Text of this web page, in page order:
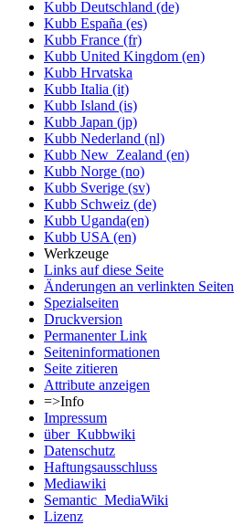
Kubb Deutschland (de)
Kubb España (es)
Kubb France (fr)
Kubb United Kingdom (en)
Kubb Hrvatska
Kubb Italia (it)
Kubb Island (is)
Kubb Japan (jp)
Kubb Nederland (nl)
Kubb New_Zealand (en)
Kubb Norge (no)
Kubb Sverige (sv)
Kubb Schweiz (de)
Kubb Uganda(en)
Kubb USA (en)
Werkzeuge
Links auf diese Seite
Änderungen an verlinkten Seiten
Spezialseiten
Druckversion
Permanenter Link
Seiten­informationen
Seite zitieren
Attribute anzeigen
=>Info
Impressum
über_Kubbwiki
Datenschutz
Haftungsausschluss
Mediawiki
Semantic_MediaWiki
Lizenz